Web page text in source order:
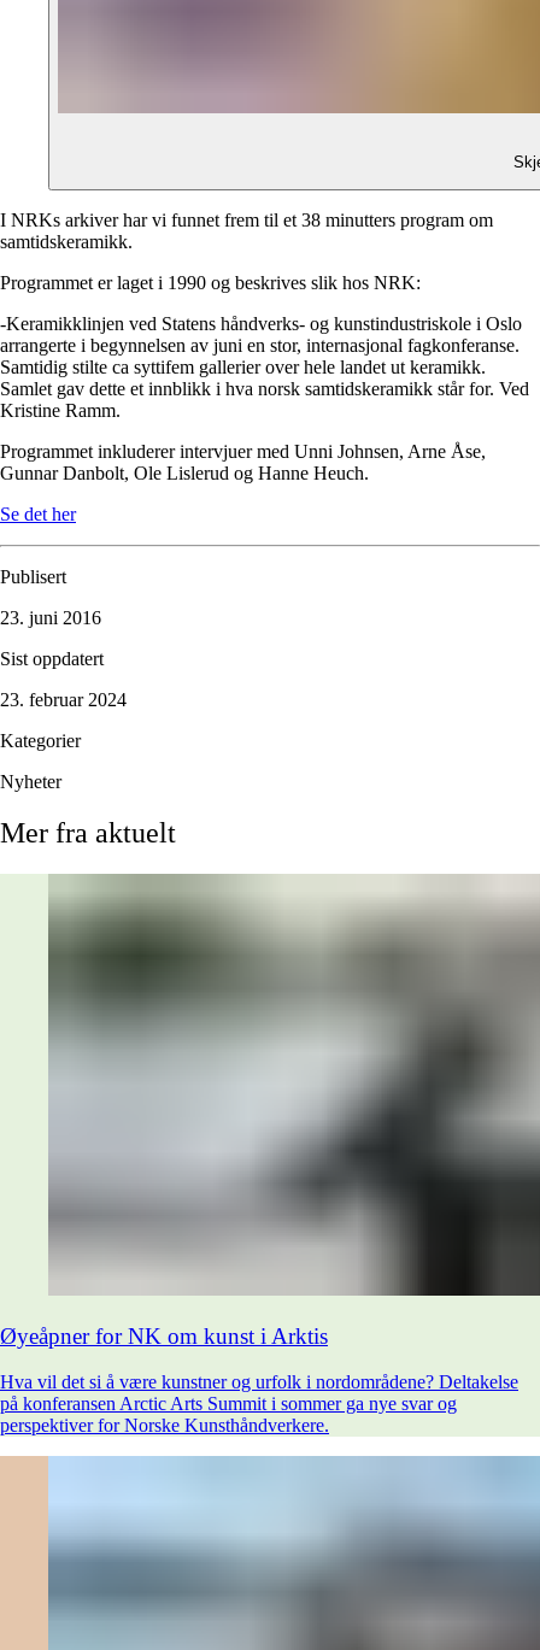
I NRKs arkiver har vi funnet frem til et 38 minutters program om
samtidskeramikk.
Programmet er laget i 1990 og beskrives slik hos NRK:
-Keramikklinjen ved Statens håndverks- og kunstindustriskole i Oslo
arrangerte i begynnelsen av juni en stor, internasjonal fagkonferanse.
Samtidig stilte ca syttifem gallerier over hele landet ut keramikk.
Samlet gav dette et innblikk i hva norsk samtidskeramikk står for. Ved
Kristine Ramm.
Programmet inkluderer intervjuer med Unni Johnsen, Arne Åse,
Gunnar Danbolt, Ole Lislerud og Hanne Heuch.
Se det her
Publisert
23. juni 2016
Sist oppdatert
23. februar 2024
Kategorier
Nyheter
Mer fra aktuelt
Øyeåpner for NK om kunst i Arktis
Hva vil det si å være kunstner og urfolk i nordområdene? Deltakelse
på konferansen Arctic Arts Summit i sommer ga nye svar og
perspektiver for Norske Kunsthåndverkere.